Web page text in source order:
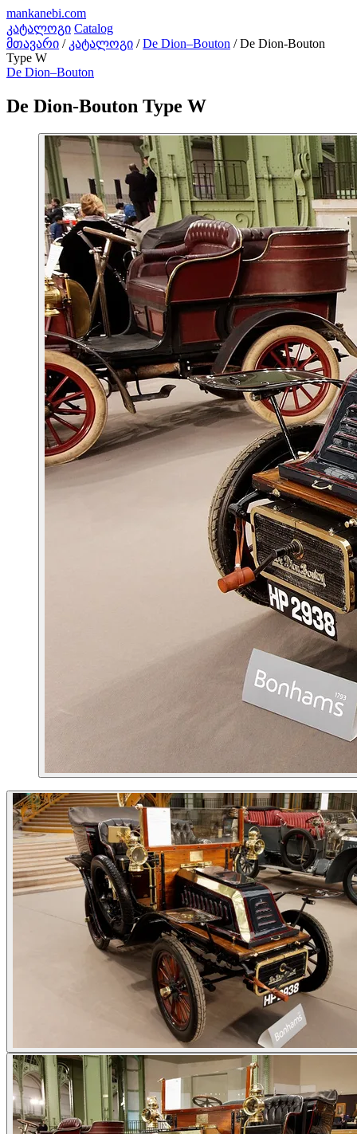
mankanebi.com
კატალოგი Catalog
მთავარი / კატალოგი / De Dion–Bouton / De Dion-Bouton
Type W
De Dion–Bouton
De Dion-Bouton Type W